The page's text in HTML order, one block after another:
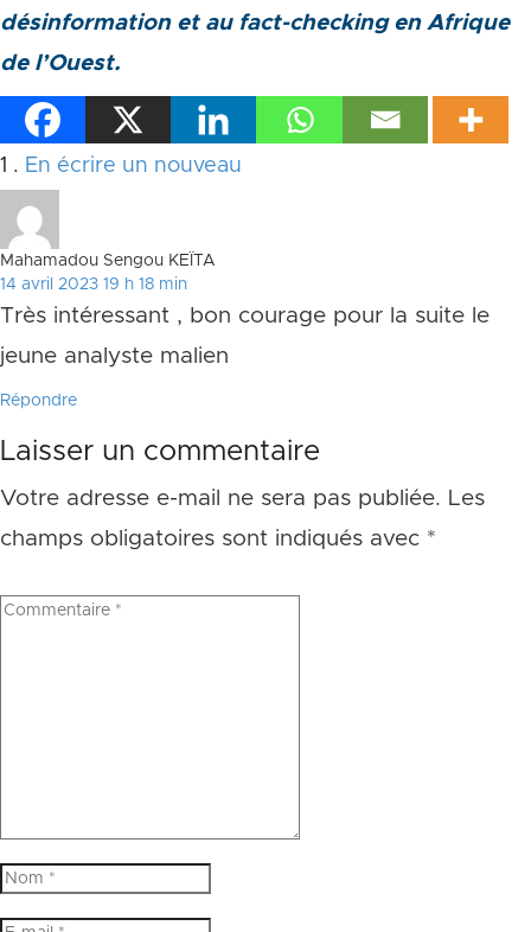
désinformation et au fact-checking en Afrique
de l’Ouest.
1 Commentaire
. En écrire un nouveau
Mahamadou Sengou KEÏTA
14 avril 2023 19 h 18 min
Très intéressant , bon courage pour la suite le
jeune analyste malien
Répondre
Laisser un commentaire
Votre adresse e-mail ne sera pas publiée. Les
champs obligatoires sont indiqués avec *